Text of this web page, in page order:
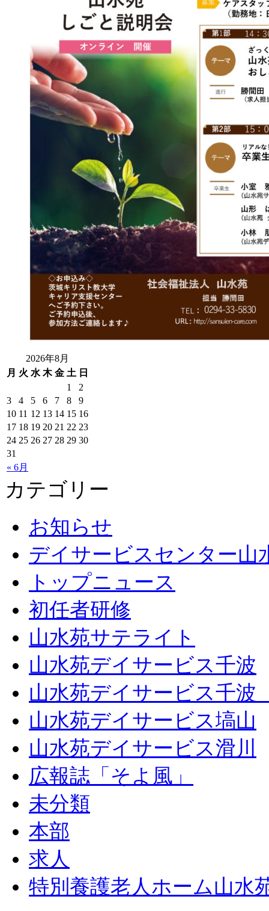
2026年8月
月 火 水 木 金 土 日
« 6月
1
2
3
4 5 6 7 8
9
10 11 12 13 14 15 16
17 18 19 20 21 22 23
24 25 26 27 28 29 30
31
カテゴリー
お知らせ
デイサービスセンター山
トップニュース
初任者研修
山水苑サテライト
山水苑デイサービス千波
山水苑デイサービス千波
山水苑デイサービス塙山
山水苑デイサービス滑川
広報誌「そよ風」
未分類
本部
求人
特別養護老人ホーム山水